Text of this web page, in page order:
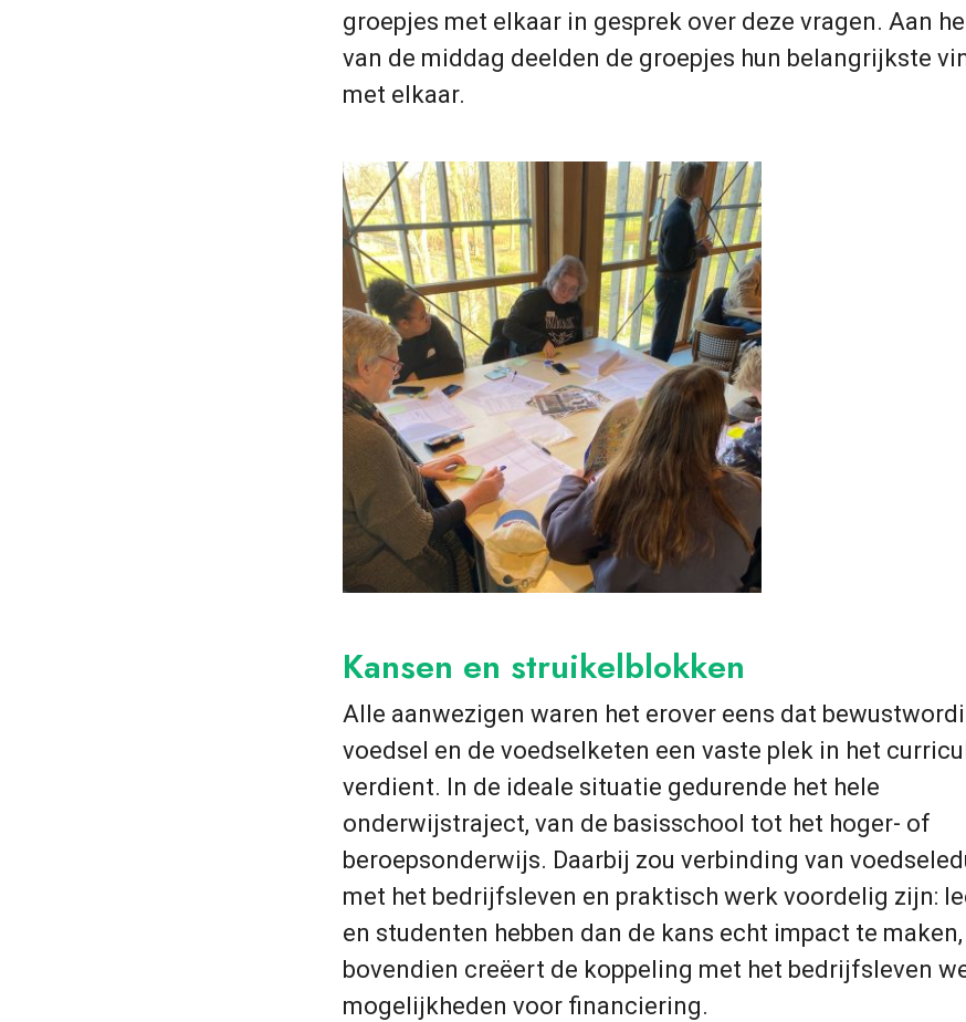
groepjes met elkaar in gesprek over deze vragen. Aan
van de middag deelden de groepjes hun belangrijkste
met elkaar.
Kansen en struikelblokken
Alle aanwezigen waren het erover eens dat
voedsel en de voedselketen een vaste plek in het
verdient. In de ideale situatie gedurende het hele
onderwijstraject, van de basisschool tot het hoger- of
beroepsonderwijs. Daarbij zou verbinding van
met het bedrijfsleven en praktisch werk voordelig zijn:
en studenten hebben dan de kans echt impact te maken,
bovendien creëert de koppeling met het bedrijfsleven
mogelijkheden voor financiering.